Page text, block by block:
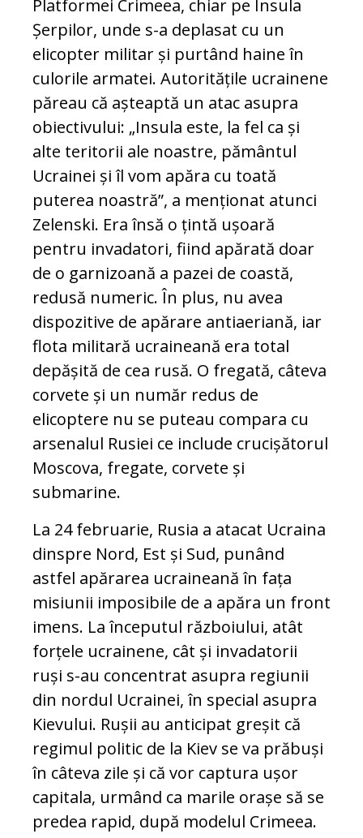
Platformei Crimeea, chiar pe Insula
Șerpilor, unde s-a deplasat cu un
elicopter militar și purtând haine în
culorile armatei. Autoritățile ucrainene
păreau că așteaptă un atac asupra
obiectivului: „Insula este, la fel ca și
alte teritorii ale noastre, pământul
Ucrainei și îl vom apăra cu toată
puterea noastră”, a menționat atunci
Zelenski. Era însă o țintă ușoară
pentru invadatori, fiind apărată doar
de o garnizoană a pazei de coastă,
redusă numeric. În plus, nu avea
dispozitive de apărare antiaeriană, iar
flota militară ucraineană era total
depășită de cea rusă. O fregată, câteva
corvete și un număr redus de
elicoptere nu se puteau compara cu
arsenalul Rusiei ce include crucișătorul
Moscova, fregate, corvete și
submarine.
La 24 februarie, Rusia a atacat Ucraina
dinspre Nord, Est și Sud, punând
astfel apărarea ucraineană în fața
misiunii imposibile de a apăra un front
imens. La începutul războiului, atât
forțele ucrainene, cât și invadatorii
ruși s-au concentrat asupra regiunii
din nordul Ucrainei, în special asupra
Kievului. Rușii au anticipat greșit că
regimul politic de la Kiev se va prăbuși
în câteva zile și că vor captura ușor
capitala, urmând ca marile orașe să se
predea rapid, după modelul Crimeea.